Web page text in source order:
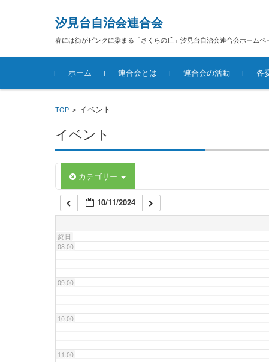
汐見台自治会連合会
春には街がピンクに染まる「さくらの丘」汐見台自治会連合会ホームペ
コンテンツに移動
ホーム
連合会とは 連合会の活動 各
TOP > イベント
イベント
カテゴリー
10/11/2024
終日
02:00
05:00
06:00
07:00
08:00
09:00
10:00
11:00